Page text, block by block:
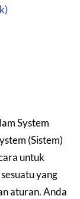
System
(Sistem)
untuk
yang
aturan. Anda